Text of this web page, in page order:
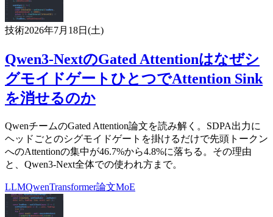
技術2026年7月18日(土)
Qwen3-NextのGated Attentionはなぜシ
グモイドゲートひとつでAttention Sink
を消せるのか
QwenチームのGated Attention論文を読み解く。SDPA出力に
ヘッドごとのシグモイドゲートを掛けるだけで先頭トークン
へのAttentionの集中が46.7%から4.8%に落ちる。その理由
と、Qwen3-Next全体での使われ方まで。
LLMQwenTransformer論文MoE